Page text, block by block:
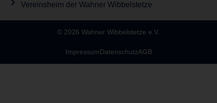
Vereinsheim der Wahner Wibbelstetze
© 2026 Wahner Wibbelstetze e.V.
ImpressumDatenschutzAGB